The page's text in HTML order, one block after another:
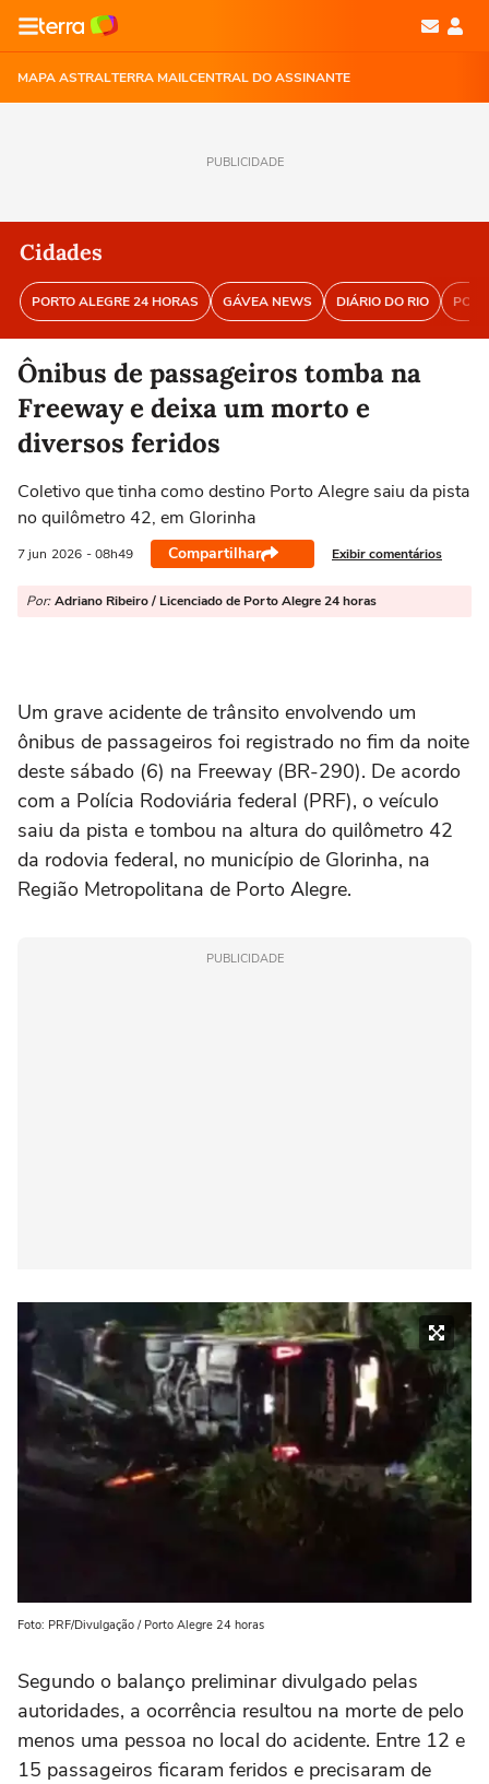
MAPA ASTRALTERRA MAILCENTRAL DO ASSINANTE
PUBLICIDADE
Cidades
PORTO ALEGRE 24 HORAS GÁVEA NEWS DIÁRIO DO RIO
Ônibus de passageiros tomba na
Freeway e deixa um morto e
diversos feridos
Coletivo que tinha como destino Porto Alegre saiu da pista
no quilômetro 42, em Glorinha
7 jun 2026 - 08h49 Compartilhar Exibir comentários
Por: Adriano Ribeiro / Licenciado de Porto Alegre 24 horas
Um grave acidente de trânsito envolvendo um
ônibus de passageiros foi registrado no fim da noite
deste sábado (6) na Freeway (BR-290). De acordo
com a Polícia Rodoviária federal (PRF), o veículo
saiu da pista e tombou na altura do quilômetro 42
da rodovia federal, no município de Glorinha, na
Região Metropolitana de Porto Alegre.
PUBLICIDADE
Foto: PRF/Divulgação / Porto Alegre 24 horas
Segundo o balanço preliminar divulgado pelas
autoridades, a ocorrência resultou na morte de pelo
menos uma pessoa no local do acidente. Entre 12 e
15 passageiros ficaram feridos e precisaram de